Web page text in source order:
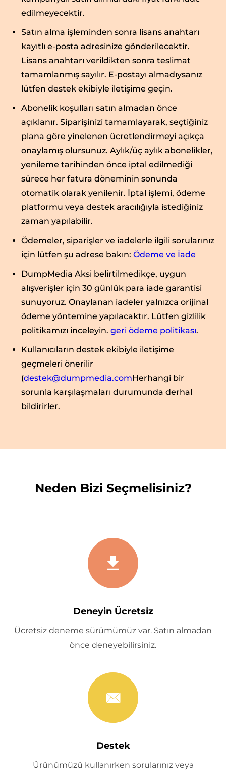
edilmeyecektir.
Satın alma işleminden sonra lisans anahtarı
kayıtlı e-posta adresinize gönderilecektir.
Lisans anahtarı verildikten sonra teslimat
tamamlanmış sayılır. E-postayı almadıysanız
lütfen destek ekibiyle iletişime geçin.
Abonelik koşulları satın almadan önce
açıklanır. Siparişinizi tamamlayarak, seçtiğiniz
plana göre yinelenen ücretlendirmeyi açıkça
onaylamış olursunuz. Aylık/üç aylık abonelikler,
yenileme tarihinden önce iptal edilmediği
sürece her fatura döneminin sonunda
otomatik olarak yenilenir. İptal işlemi, ödeme
platformu veya destek aracılığıyla istediğiniz
zaman yapılabilir.
Ödemeler, siparişler ve iadelerle ilgili sorularınız
için lütfen şu adrese bakın:Ödeme ve İade
DumpMedia Aksi belirtilmedikçe, uygun
alışverişler için 30 günlük para iade garantisi
sunuyoruz. Onaylanan iadeler yalnızca orijinal
ödeme yöntemine yapılacaktır. Lütfen gizlilik
politikamızı inceleyin.geri ödeme politikası.
Kullanıcıların destek ekibiyle iletişime
geçmeleri önerilir
(destek@dumpmedia.comHerhangi bir
sorunla karşılaşmaları durumunda derhal
bildirirler.
Neden Bizi Seçmelisiniz?
Deneyin Ücretsiz
Ücretsiz deneme sürümümüz var. Satın almadan
önce deneyebilirsiniz.
Destek
Ürünümüzü kullanırken sorularınız veya